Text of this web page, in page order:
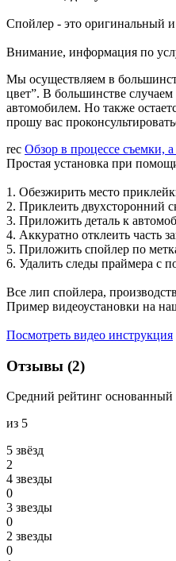
Спойлер - это оригинальный
Внимание, информация по
Мы осуществляем в
цвет”. В большинстве
автомобилем. Но также
прошу вас
rec Обзор в процессе съемки,
Простая установка при
1. Обезжирить место
2. Приклеить двухсторонний
3. Приложить деталь к
4. Аккуратно отклеить часть
5. Приложить спойлер по
6. Удалить следы праймера с
Все лип спойлера,
Пример видеоустановки на
Посмотреть видео инструкция
Отзывы (2)
Средний рейтинг основанный
из 5
5 звёзд
2
4 звeзды
0
3 звeзды
0
2 звeзды
0